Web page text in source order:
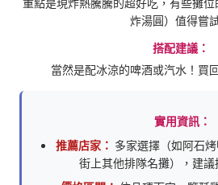
重點是現炸熱騰騰的超好吃，有些攤位
炸湯圓）值得嘗
搭配建議：
當然是配冰涼的啤酒或汽水！買
實用資訊：
推薦店家： 多家選擇（如阿石
街上其他排隊名攤），建議